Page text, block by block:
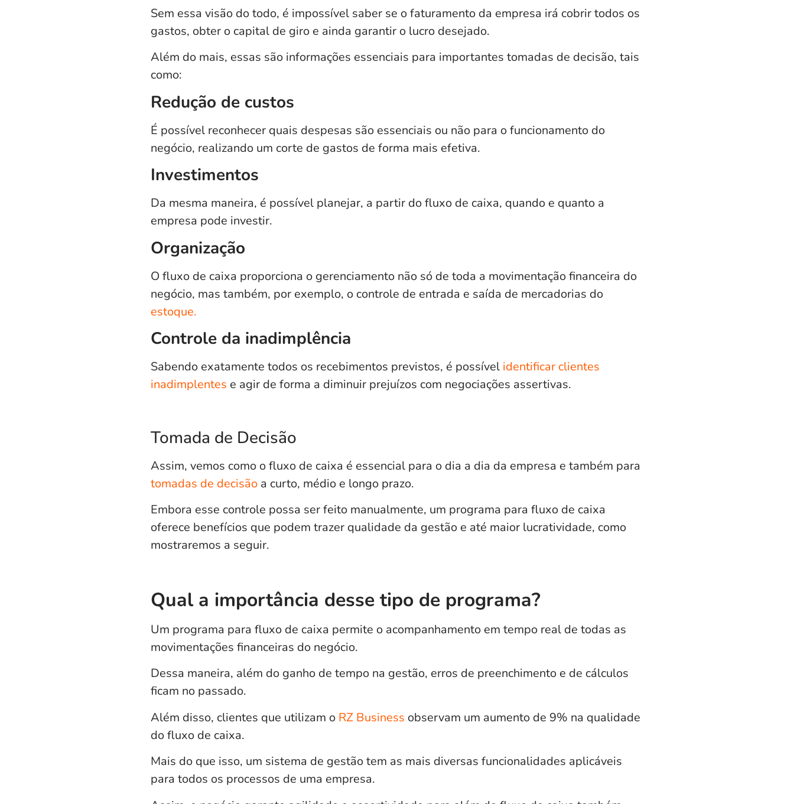
Sem essa visão do todo, é impossível saber se o faturamento da empresa irá cobrir todos os
gastos, obter o capital de giro e ainda garantir o lucro desejado.
Além do mais, essas são informações essenciais para importantes tomadas de decisão, tais
como:
Redução de custos
É possível reconhecer quais despesas são essenciais ou não para o funcionamento do
negócio, realizando um corte de gastos de forma mais efetiva.
Investimentos
Da mesma maneira, é possível planejar, a partir do fluxo de caixa, quando e quanto a
empresa pode investir.
Organização
O fluxo de caixa proporciona o gerenciamento não só de toda a movimentação financeira do
negócio, mas também, por exemplo, o controle de entrada e saída de mercadorias do
estoque.
Controle da inadimplência
Sabendo exatamente todos os recebimentos previstos, é possível identificar clientes
inadimplentes e agir de forma a diminuir prejuízos com negociações assertivas.
Tomada de Decisão
Assim, vemos como o fluxo de caixa é essencial para o dia a dia da empresa e também para
tomadas de decisãoa curto, médio e longo prazo.
Embora esse controle possa ser feito manualmente, um programa para fluxo de caixa
oferece benefícios que podem trazer qualidade da gestão e até maior lucratividade, como
mostraremos a seguir.
Qual a importância desse tipo de programa?
Um programa para fluxo de caixa permite o acompanhamento em tempo real de todas as
movimentações financeiras do negócio.
Dessa maneira, além do ganho de tempo na gestão, erros de preenchimento e de cálculos
ficam no passado.
Além disso, clientes que utilizam o RZ Business observam um aumento de 9% na qualidade
do fluxo de caixa.
Mais do que isso, um sistema de gestão tem as mais diversas funcionalidades aplicáveis
para todos os processos de uma empresa.